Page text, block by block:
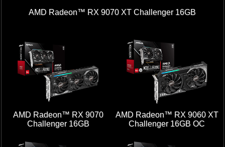
AMD Radeon™ RX 9070 XT Challenger 16GB
AMD Radeon™ RX 9070
Challenger 16GB
AMD Radeon™ RX 9060 XT
Challenger 16GB OC